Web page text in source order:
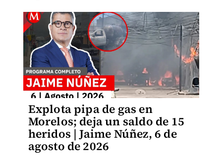
Explota pipa de gas en
Morelos; deja un saldo de 15
heridos | Jaime Núñez, 6 de
agosto de 2026